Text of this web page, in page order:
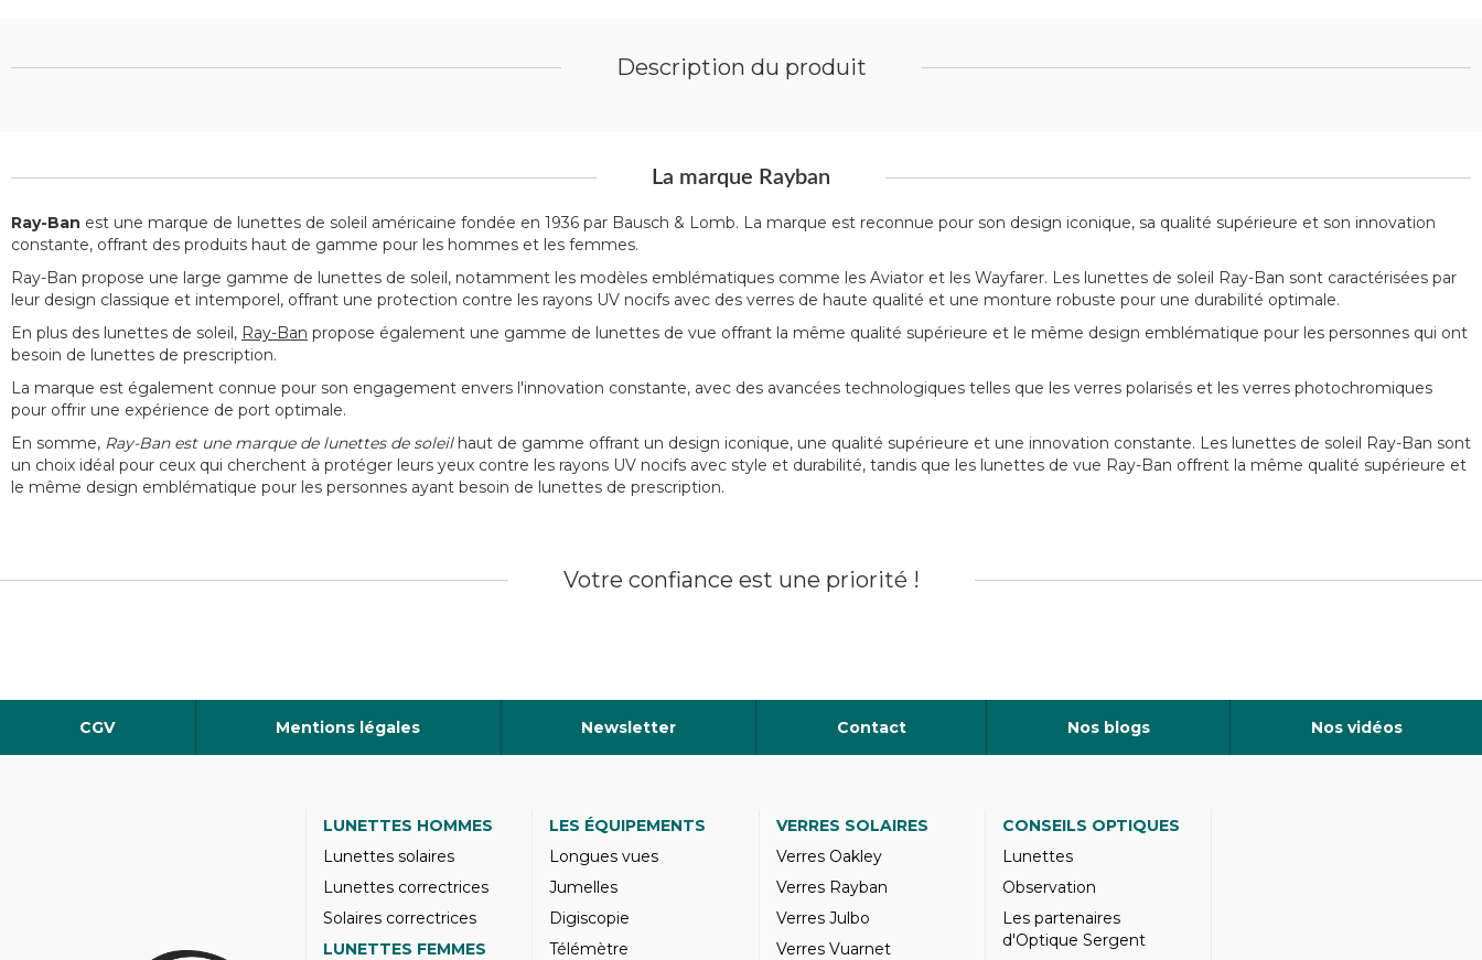
Description du produit
La marque Rayban
Ray-Ban est une marque de lunettes de soleil américaine fondée en 1936 par Bausch & Lomb. La marque est reconnue pour son design iconique, sa qualité supérieure et son innovation
constante, offrant des produits haut de gamme pour les hommes et les femmes.
Ray-Ban propose une large gamme de lunettes de soleil, notamment les modèles emblématiques comme les Aviator et les Wayfarer. Les lunettes de soleil Ray-Ban sont caractérisées par
leur design classique et intemporel, offrant une protection contre les rayons UV nocifs avec des verres de haute qualité et une monture robuste pour une durabilité optimale.
En plus des lunettes de soleil, Ray-Ban propose également une gamme de lunettes de vue offrant la même qualité supérieure et le même design emblématique pour les personnes qui ont
besoin de lunettes de prescription.
La marque est également connue pour son engagement envers l'innovation constante, avec des avancées technologiques telles que les verres polarisés et les verres photochromiques
pour offrir une expérience de port optimale.
En somme, Ray-Ban est une marque de lunettes de soleilhaut de gamme offrant un design iconique, une qualité supérieure et une innovation constante. Les lunettes de soleil Ray-Ban sont
un choix idéal pour ceux qui cherchent à protéger leurs yeux contre les rayons UV nocifs avec style et durabilité, tandis que les lunettes de vue Ray-Ban offrent la même qualité supérieure et
le même design emblématique pour les personnes ayant besoin de lunettes de prescription.
Votre confiance est une priorité !
CGV Mentions légales Newsletter Contact Nos blogs Nos vidéos
LUNETTES HOMMES
Lunettes solaires
Lunettes correctrices
Solaires correctrices
LUNETTES FEMMES
LES ÉQUIPEMENTS
Longues vues
Jumelles
Digiscopie
Télémètre
VERRES SOLAIRES
Verres Oakley
Verres Rayban
Verres Julbo
Verres Vuarnet
CONSEILS OPTIQUES
Lunettes
Observation
Les partenaires
d'Optique Sergent